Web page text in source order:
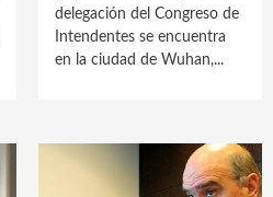
delegación del Congreso de
Intendentes se encuentra
en la ciudad de Wuhan,...